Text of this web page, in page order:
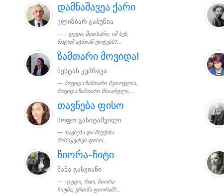
დამნაშავეა ქარი
ელიზბარ გაბუნია
- დედი, მითხარი, იმ ხეს,
რატომ აჭრიან ტოტებს?...
ზამთარი მოვიდა!
ნესტან კუპრავა
მოვიდა ზამთარი მეთოვლია,
მოვიდა ზამთარი მხიარული,...
თავნება ფისო
სოფო გასიტაშვილი
თავნება და მსუქანა
მომიყვანეს ფისო,...
ჩიორა-ჩიტი
ნანა გასვიანი
-დედი, რაო, ჩიორა-
ჩიტმა, ერთმა ფიორამ?...